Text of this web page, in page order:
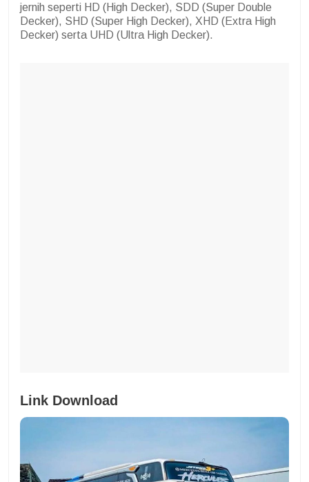
jernih seperti HD (High Decker), SDD (Super Double
Decker), SHD (Super High Decker), XHD (Extra High
Decker) serta UHD (Ultra High Decker).
Link Download